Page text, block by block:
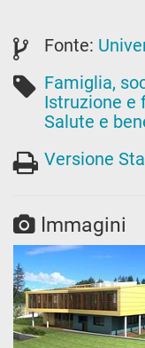
Fonte:
Famiglia,
Istruzione e
Salute e
Versione
Immagini